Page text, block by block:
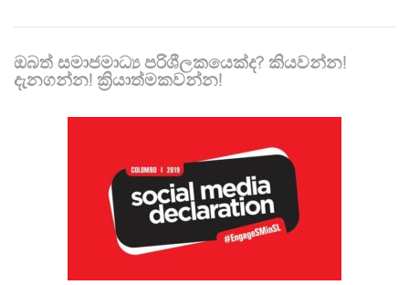
ඔබත් සමාජමාධ්‍ය පරිශීලකයෙක්ද? කියවන්න!
දැනගන්න! ක්‍රියාත්මකවන්න!